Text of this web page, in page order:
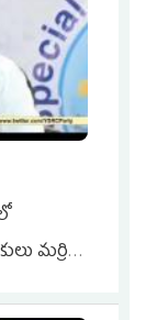
మర్రి